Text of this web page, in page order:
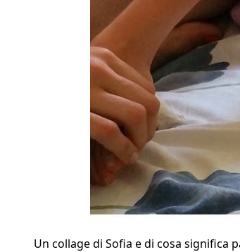
Un collage di Sofia e di cosa significa